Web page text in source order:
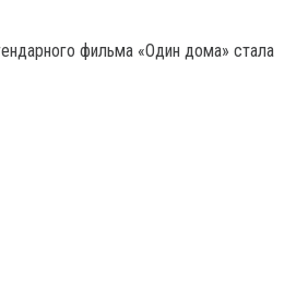
фильма «Один дома» стала